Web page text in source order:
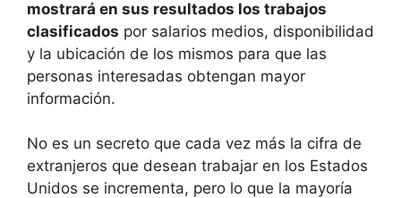
mostrará en sus resultados los trabajos
clasificados por salarios medios, disponibilidad
y la ubicación de los mismos para que las
personas interesadas obtengan mayor
información.
No es un secreto que cada vez más la cifra de
extranjeros que desean trabajar en los Estados
Unidos se incrementa, pero lo que la mayoría